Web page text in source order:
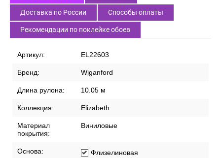
Доставка по России Способы оплаты
Рекомендации по поклейке обоев
Артикул: EL22603
Бренд: Wiganford
Длина рулона: 10.05 м
Коллекция: Elizabeth
Материал
покрытия:
Виниловые
Основа: Флизелиновая